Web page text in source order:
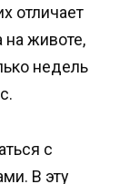
отличает
на животе,
недель
с
В эту